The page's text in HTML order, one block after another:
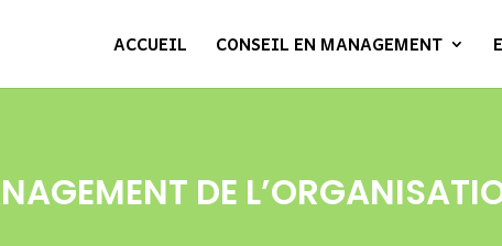
ACCUEIL CONSEIL EN MANAGEMENT
DE